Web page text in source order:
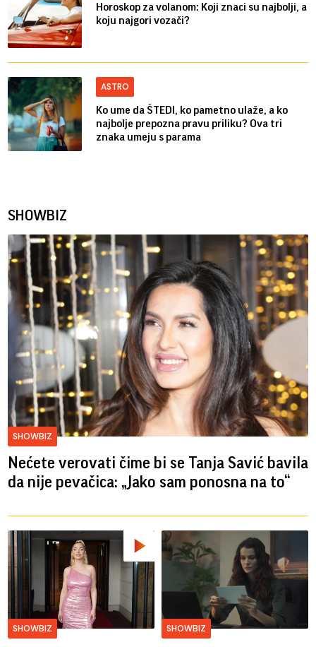
Horoskop za volanom: Koji znaci su najbolji, a
koju najgori vozači?
ASTRO
Ko ume da ŠTEDI, ko pametno ulaže, a ko
najbolje prepozna pravu priliku? Ova tri
znaka umeju s parama
SHOWBIZ
SHOWBIZ
Nećete verovati čime bi se Tanja Savić bavila
da nije pevačica: „Jako sam ponosna na to“
SHOWBIZ SHOWBIZ